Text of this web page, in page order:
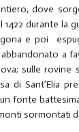
dove
durante la
e poi
abbandonato a
sulle rovine
di Sant’Elia
fonte
sormontati